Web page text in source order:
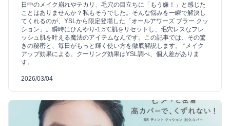
日中のメイク崩れやテカリ、毛穴の目立ちに「もう嫌！」と感じた
ことはありませんか？私もそうでした。そんな悩みを一瞬で解決し
てくれるのが、YSLから限定登場した「オールアワーズ ブラー クッ
ション」。瞬時にひんやり-1.5℃肌をリセットし、毛穴レスなフレ
ッシュ肌を叶える魔法のアイテムなんです。この記事では、その驚
きの秘密と、毎日がもっと輝く使い方を徹底解説します。 *メイク
アップ効果による。クーリング効果はYSL調べ、個人差がありま
す。
2026/03/04